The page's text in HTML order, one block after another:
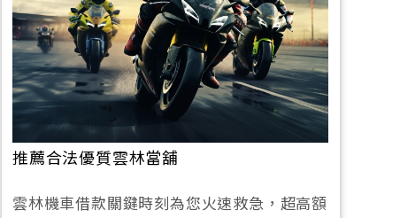
推薦合法優質雲林當舖
雲林機車借款關鍵時刻為您火速救急，超高額